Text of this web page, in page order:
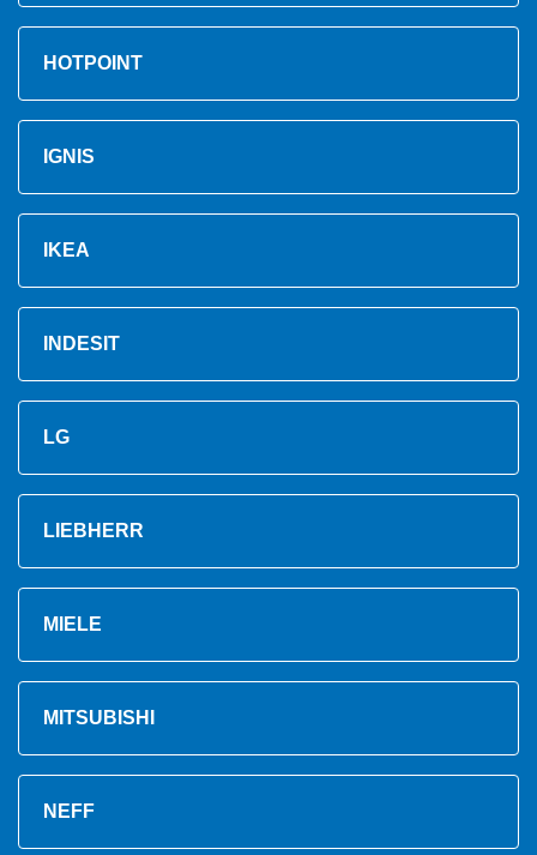
HOTPOINT
IGNIS
IKEA
INDESIT
LG
LIEBHERR
MIELE
MITSUBISHI
NEFF